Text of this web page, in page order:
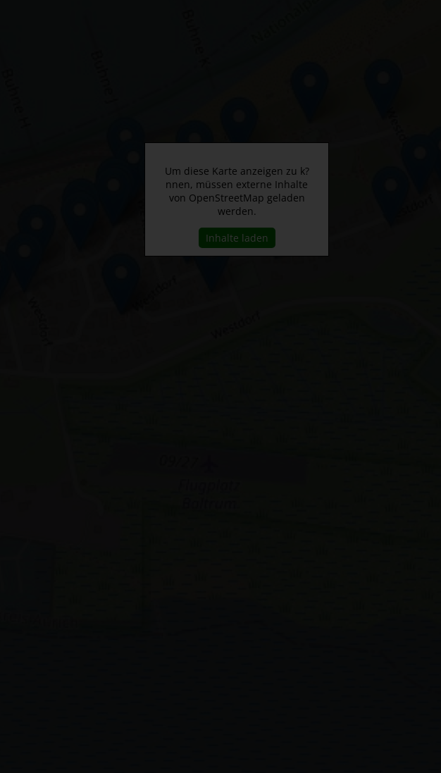
Um diese Karte anzeigen zu k?
nnen, müssen externe Inhalte
von OpenStreetMap geladen
werden.
Inhalte laden